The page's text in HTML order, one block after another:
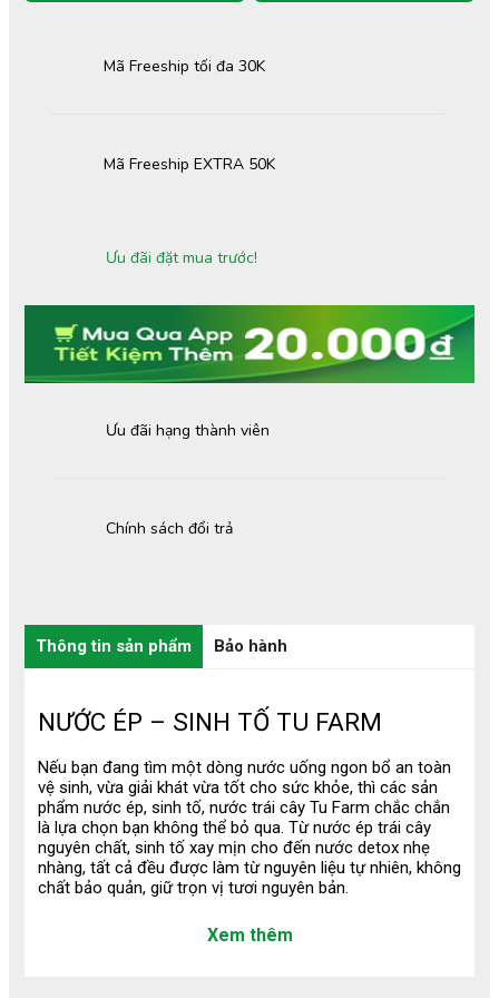
Mã Freeship EXTRA 50K
Mã Freeship tối đa 30K
Ưu đãi đặt mua trước!
Chính sách đổi trả
Ưu đãi hạng thành viên
Thông tin sản phẩm Bảo hành
NƯỚC ÉP – SINH TỐ TU FARM
Nếu bạn đang tìm một dòng nước uống ngon bổ an toàn
vệ sinh, vừa giải khát vừa tốt cho sức khỏe, thì các sản
phẩm nước ép, sinh tố, nước trái cây Tu Farm chắc chắn
là lựa chọn bạn không thể bỏ qua. Từ nước ép trái cây
nguyên chất, sinh tố xay mịn cho đến nước detox nhẹ
nhàng, tất cả đều được làm từ nguyên liệu tự nhiên, không
chất bảo quản, giữ trọn vị tươi nguyên bản.
1/ Thông Tin Sản Phẩm
Xem thêm